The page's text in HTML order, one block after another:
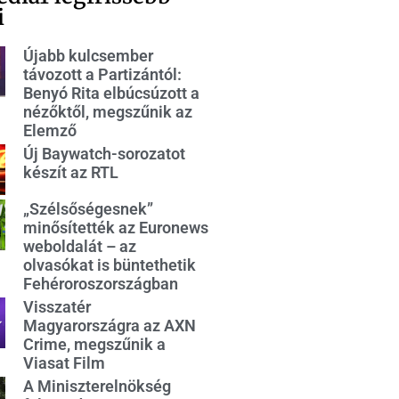
Újabb kulcsember
távozott a Partizántól:
Benyó Rita elbúcsúzott a
nézőktől, megszűnik az
Elemző
Új Baywatch-sorozatot
készít az RTL
„Szélsőségesnek”
minősítették az Euronews
weboldalát – az
olvasókat is büntethetik
Fehéroroszországban
Visszatér
Magyarországra az AXN
Crime, megszűnik a
Viasat Film
A Miniszterelnökség